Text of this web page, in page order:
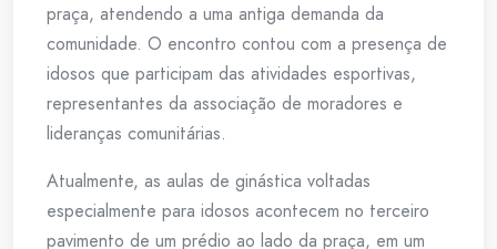
praça, atendendo a uma antiga demanda da
comunidade. O encontro contou com a presença de
idosos que participam das atividades esportivas,
representantes da associação de moradores e
lideranças comunitárias.
Atualmente, as aulas de ginástica voltadas
especialmente para idosos acontecem no terceiro
pavimento de um prédio ao lado da praça, em um